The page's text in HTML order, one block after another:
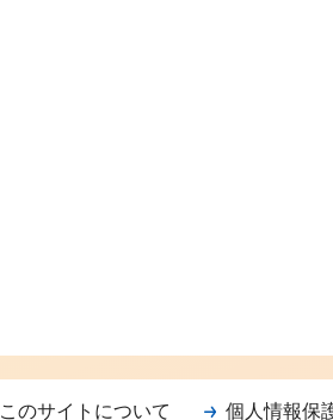
このサイトについて 個人情報保